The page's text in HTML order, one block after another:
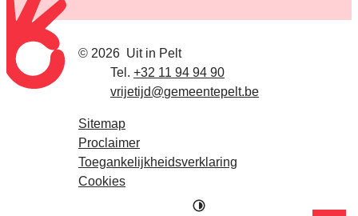
© 2026 Uit in Pelt
+32 11 94 94 90
E-mail
vrijetijd@gemeentepelt.be
Sitemap
Proclaimer
Toegankelijkheidsverklaring
Cookies
Hoog contrast